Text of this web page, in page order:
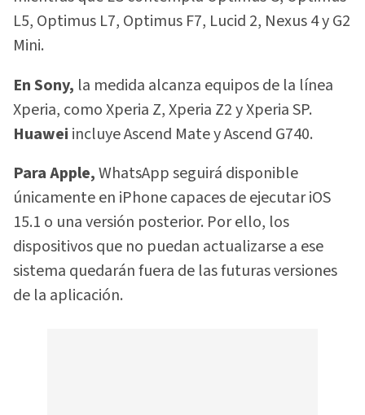
L5, Optimus L7, Optimus F7, Lucid 2, Nexus 4 y G2
Mini.
En Sony, la medida alcanza equipos de la línea
Xperia, como Xperia Z, Xperia Z2 y Xperia SP.
Huawei incluye Ascend Mate y Ascend G740.
Para Apple,WhatsApp seguirá disponible
únicamente en iPhone capaces de ejecutar iOS
15.1 o una versión posterior. Por ello, los
dispositivos que no puedan actualizarse a ese
sistema quedarán fuera de las futuras versiones
de la aplicación.